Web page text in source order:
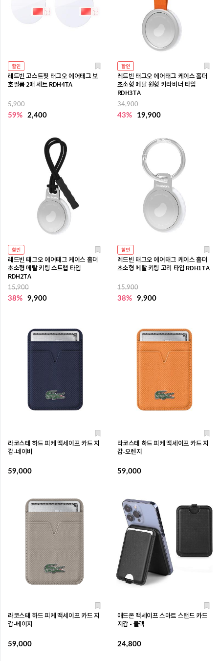
할인
레드빈 고스트핏 태그오 에어태그 보
호필름 2매 세트 RDH4TA
5,900
59% 2,400
할인
레드빈 태그오 에어태그 케이스 홀더
초소형 메탈 원형 카라비너 타입
RDH3TA
34,900
43% 19,900
할인
레드빈 태그오 에어태그 케이스 홀더
초소형 메탈 키링 스트랩 타입
RDH2TA
15,900
38% 9,900
할인
레드빈 태그오 에어태그 케이스 홀더
초소형 메탈 키링 고리 타입 RDH1TA
15,900
38% 9,900
라코스테 하드 피케 맥세이프 카드 지
갑-네이비
59,000
라코스테 하드 피케 맥세이프 카드 지
갑-오렌지
59,000
라코스테 하드 피케 맥세이프 카드 지
갑-베이지
59,000
애드온 맥세이프 스마트 스탠드 카드
지갑 - 블랙
24,800